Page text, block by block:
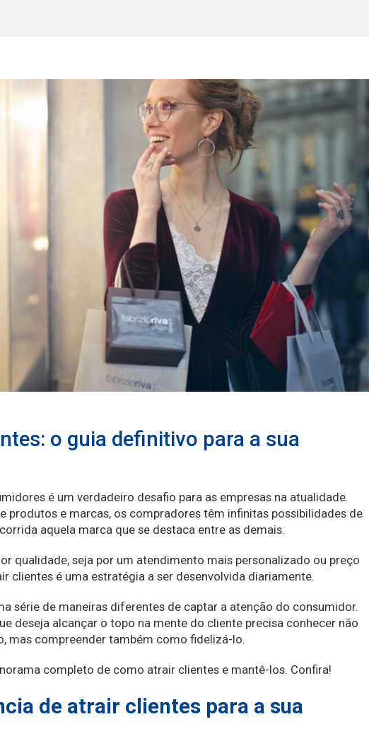
o guia definitivo para a sua
é um verdadeiro desafio para as empresas na atualidade.
produtos e marcas, os compradores têm infinitas possibilidades de
aquela marca que se destaca entre as demais.
qualidade, seja por um atendimento mais personalizado ou preço
clientes é uma estratégia a ser desenvolvida diariamente.
série de maneiras diferentes de captar a atenção do consumidor.
deseja alcançar o topo na mente do cliente precisa conhecer não
mas compreender também como fidelizá-lo.
completo de como atrair clientes e mantê-los. Confira!
de atrair clientes para a sua